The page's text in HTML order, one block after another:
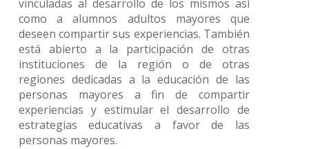
vinculadas al desarrollo de los mismos así
como a alumnos adultos mayores que
deseen compartir sus experiencias. También
está abierto a la participación de otras
instituciones de la región o de otras
regiones dedicadas a la educación de las
personas mayores a fin de compartir
experiencias y estimular el desarrollo de
estrategias educativas a favor de las
personas mayores.